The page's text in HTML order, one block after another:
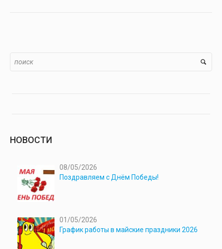
НОВОСТИ
08/05/2026
Поздравляем с Днём Победы!
01/05/2026
График работы в майские праздники 2026